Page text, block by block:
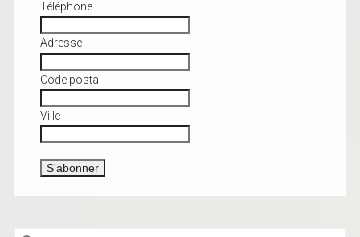
Téléphone
Adresse
Code postal
Ville